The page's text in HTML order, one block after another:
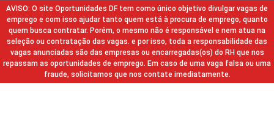
AVISO: O site Oportunidades DF tem como único objetivo divulgar vagas de
emprego e com isso ajudar tanto quem está à procura de emprego, quanto
quem busca contratar. Porém, o mesmo não é responsável e nem atua na
seleção ou contratação das vagas. e por isso, toda a responsabilidade das
vagas anunciadas são das empresas ou encarregadas(os) do RH que nos
repassam as oportunidades de emprego. Em caso de uma vaga falsa ou uma
fraude, solicitamos que nos contate imediatamente.